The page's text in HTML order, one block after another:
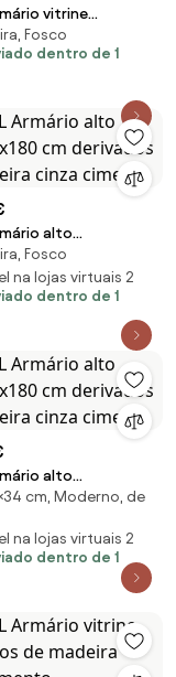
vitrine
cm derivados de
Fosco
dentro de 1
alto
cm derivados de
cimento
Fosco
na lojas virtuais 2
dentro de 1
alto
cm derivados de
cimento
cm, Moderno, de
na lojas virtuais 2
dentro de 1